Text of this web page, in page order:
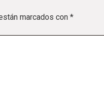
marcados con *